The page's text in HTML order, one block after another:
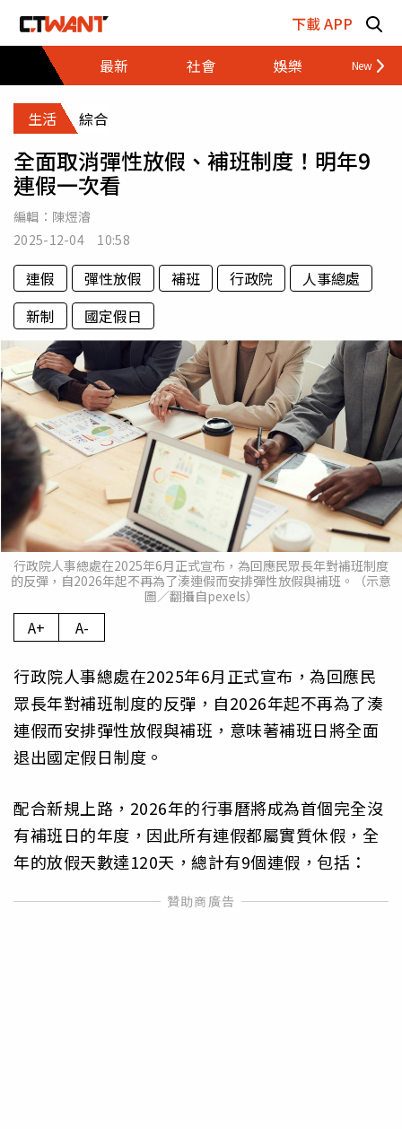
下載 APP
最新
社會 娛樂 財經
生活 綜合
全面取消彈性放假、補班制度！明年9
連假一次看
編輯： 陳煜濬
2025-12-04 10:58
連假 彈性放假 補班 行政院
人事總處
新制
國定假日
行政院人事總處在2025年6月正式宣布，為回應民眾長年對補班制度
的反彈，自2026年起不再為了湊連假而安排彈性放假與補班。（示意
圖／翻攝自pexels）
A+ A-
行政院人事總處在2025年6月正式宣布，為回應民
眾長年對補班制度的反彈，自2026年起不再為了湊
連假而安排彈性放假與補班，意味著補班日將全面
退出國定假日制度。
配合新規上路，2026年的行事曆將成為首個完全沒
有補班日的年度，因此所有連假都屬實質休假，全
年的放假天數達120天，總計有9個連假，包括：